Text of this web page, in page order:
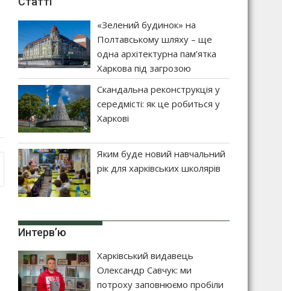
«Зелений будинок» на
Полтавському шляху – ще
одна архітектурна пам’ятка
Харкова під загрозою
Скандальна реконструкція у
середмісті: як це робиться у
Харкові
Яким буде новий навчальний
рік для харківських школярів
Интерв’ю
Харківський видавець
Олександр Савчук: ми
потроху заповнюємо пробіли